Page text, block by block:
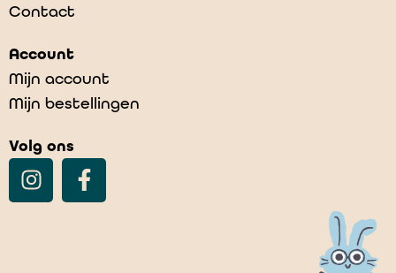
Contact
Account
Mijn account
Mijn bestellingen
Volg ons